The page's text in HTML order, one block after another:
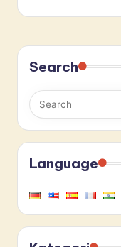
Search
Language